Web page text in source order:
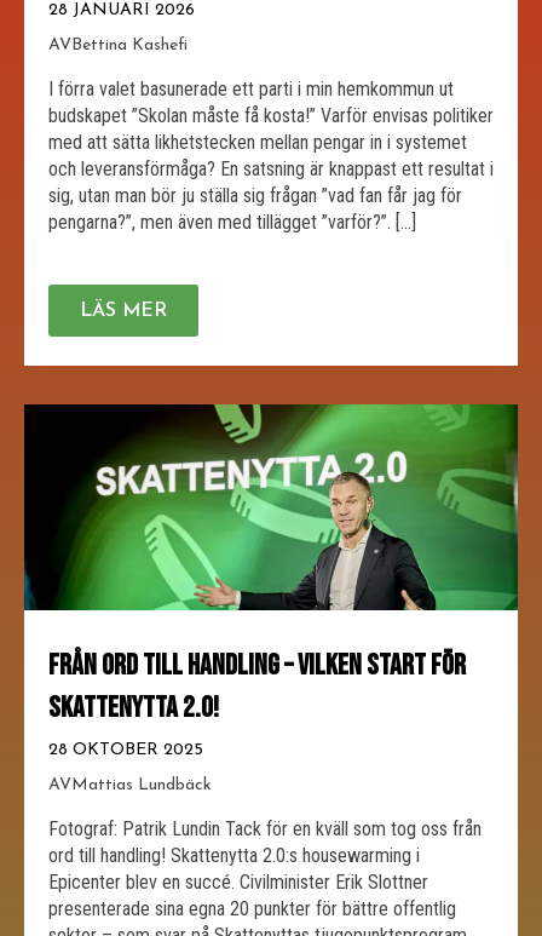
28 JANUARI 2026
AVBettina Kashefi
I förra valet basunerade ett parti i min hemkommun ut
budskapet ”Skolan måste få kosta!” Varför envisas politiker
med att sätta likhetstecken mellan pengar in i systemet
och leveransförmåga? En satsning är knappast ett resultat i
sig, utan man bör ju ställa sig frågan ”vad fan får jag för
pengarna?”, men även med tillägget ”varför?”. […]
LÄS MER
FRÅN ORD TILL HANDLING – VILKEN START FÖR
SKATTENYTTA 2.0!
28 OKTOBER 2025
AVMattias Lundbäck
Fotograf: Patrik Lundin Tack för en kväll som tog oss från
ord till handling! Skattenytta 2.0:s housewarming i
Epicenter blev en succé. Civilminister Erik Slottner
presenterade sina egna 20 punkter för bättre offentlig